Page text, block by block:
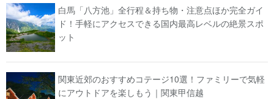
白馬「八方池」全行程＆持ち物・注意点ほか完全ガイ
ド！手軽にアクセスできる国内最高レベルの絶景スポ
ット
関東近郊のおすすめコテージ10選！ファミリーで気軽
にアウトドアを楽しもう｜関東甲信越